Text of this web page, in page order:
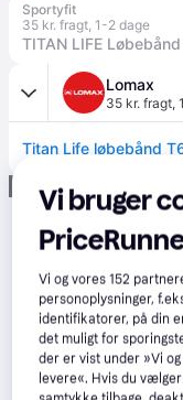
Sportyfit
35 kr. fragt, 1-2 dage
TITAN LIFE
Lomax
35 kr. fragt,
Titan Life løbebånd
Annonce
Vi bruger
Vi og vores152
personoplysninger,
identifikatorer, på din
det muligt for
der er vist under »Vi
levere«. Hvis du